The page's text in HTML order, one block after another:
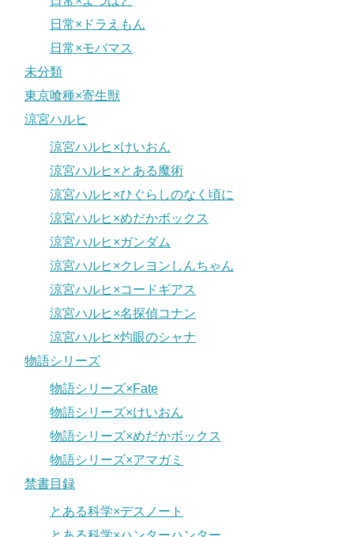
日常×ドラえもん
日常×モバマス
未分類
東京喰種×寄生獣
涼宮ハルヒ
涼宮ハルヒ×けいおん
涼宮ハルヒ×とある魔術
涼宮ハルヒ×ひぐらしのなく頃に
涼宮ハルヒ×めだかボックス
涼宮ハルヒ×ガンダム
涼宮ハルヒ×クレヨンしんちゃん
涼宮ハルヒ×コードギアス
涼宮ハルヒ×名探偵コナン
涼宮ハルヒ×灼眼のシャナ
物語シリーズ
物語シリーズ×Fate
物語シリーズ×けいおん
物語シリーズ×めだかボックス
物語シリーズ×アマガミ
禁書目録
とある科学×デスノート